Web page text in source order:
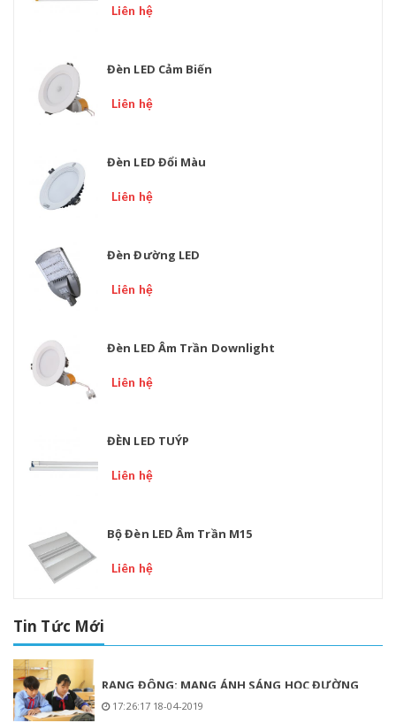
Liên hệ
Đèn LED Cảm Biến
Liên hệ
Đèn LED Đổi Màu
Liên hệ
Đèn Đường LED
Liên hệ
Đèn LED Âm Trần Downlight
Liên hệ
ĐÈN LED TUÝP
Liên hệ
Bộ Đèn LED Âm Trần M15
Liên hệ
Tin Tức Mới
RẠNG ĐÔNG: MANG ÁNH SÁNG HỌC ĐƯỜNG
17:26:17 18-04-2019